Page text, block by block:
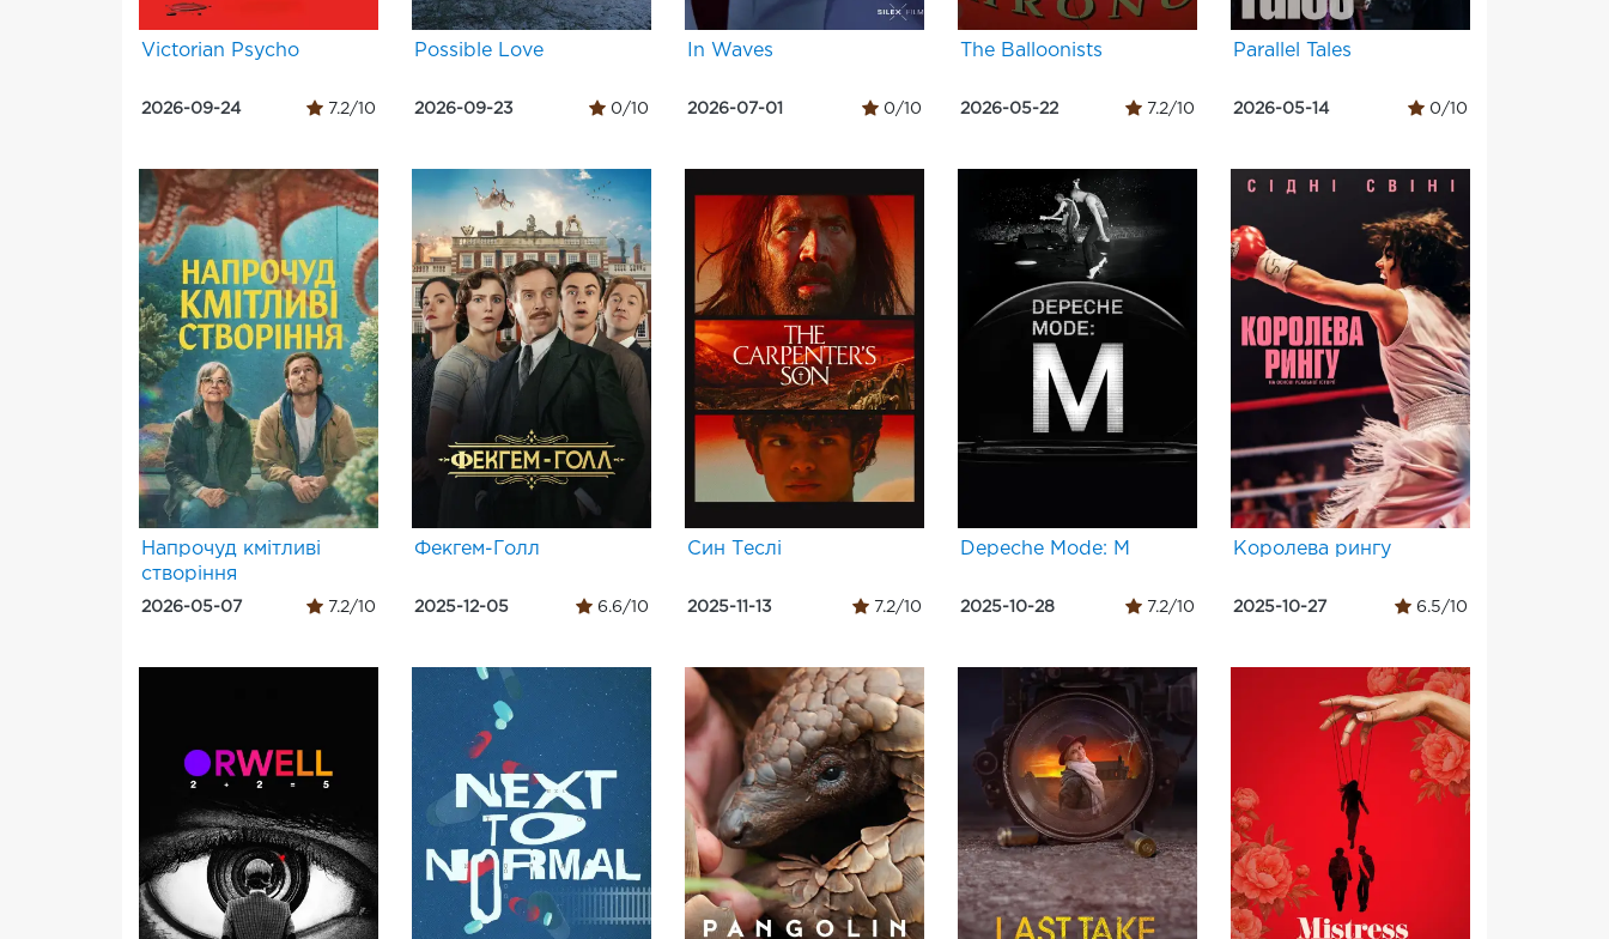
Victorian Psycho
2026-09-24 7.2/10
Possible Love
2026-09-23 0/10
In Waves
2026-07-01 0/10
The Balloonists
2026-05-22 7.2/10
Parallel Tales
2026-05-14 0/10
Напрочуд кмітливі
створіння
2026-05-07 7.2/10
Фекгем-Голл
2025-12-05 6.6/10
Син Теслі
2025-11-13 7.2/10
Depeche Mode: M
2025-10-28 7.2/10
Королева рингу
2025-10-27 6.5/10